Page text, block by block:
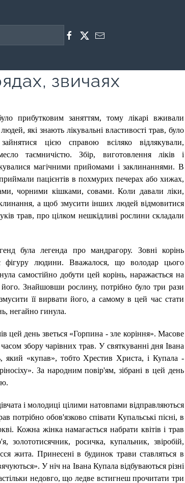
звичаях
прибутковим заняттям, тому лікарі вживали
які знають лікувальні властивості трав, було
цією справою всіляко відлякували,
таємничістю. Збір, виготовлення ліків і
магічними прийомами і заклинаннями. В
приймали пацієнтів в похмурих печерах або хижах,
чорними кішками, совами. Коли давали ліки,
а щоб змусити інших людей відмовитися
трав, про цілком нешкідливі рослини складали
була легенда про мандрагору. Зовні корінь
фігуру людини. Вважалося, що володар цього
самостійно добути цей корінь, наражається на
Знайшовши рослину, потрібно було три рази
її вирвати його, а самому в цей час стати
негайно гинула.
цей день зветься «Горпина - зле коріння». Масове
збору чарівних трав. У святкуванні дня Івана
який «купав», тобто Хрестив Христа, і Купала -
За народним повір'ям, зібрані в цей день
і молодиці цілими натовпами відправляються
потрібно обов'язково співати Купальські пісні, в
Кожна жінка намагається набрати квітів і трав
золототисячник, росичка, купальник, звіробій,
жита. Принесені в будинок трави ставляться в
У ніч на Івана Купала відбуваються різні
недовго, що ледве встигнеш прочитати три